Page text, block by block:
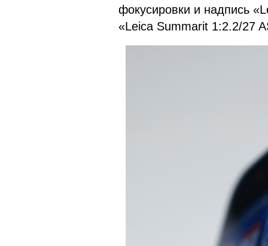
фокусировки и надпись
«Leica Summarit 1:2.2/27